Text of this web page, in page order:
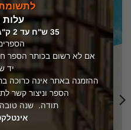
עלות
35 ש"ח עד 2 ק"ג שליח עד הבית .
אם לא רשום בכותר הספר
יד
ההזמנה באתר אינה כרוכה
הספר וניצור קשר
תודה. שנה